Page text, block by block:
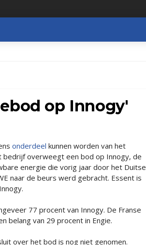
op Innogy'
onderdeel kunnen worden van het
bedrijf overweegt een bod op Innogy, de
energie die vorig jaar door het Duitse
naar de beurs werd gebracht. Essent is
77 procent van Innogy. De Franse
belang van 29 procent in Engie.
over het bod is nog niet genomen.